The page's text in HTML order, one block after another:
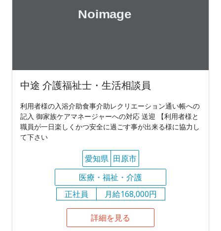
中途 介護福祉士・生活相談員
利用者様の入浴介助食事介助レクリエーション通い帳への
記入 御家族ケアマネージャーへの対応 送迎 【利用者様と
職員が一日楽しくかつ安全に過ごす事が出来る様に協力し
て下さい
愛知県 田原市
医療・福祉・介護
正社員
月給168,000円
詳細を見る